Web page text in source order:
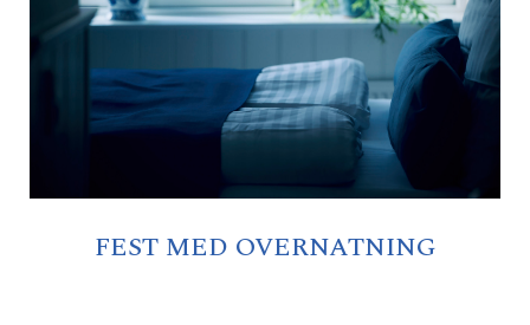
FEST MED OVERNATNING